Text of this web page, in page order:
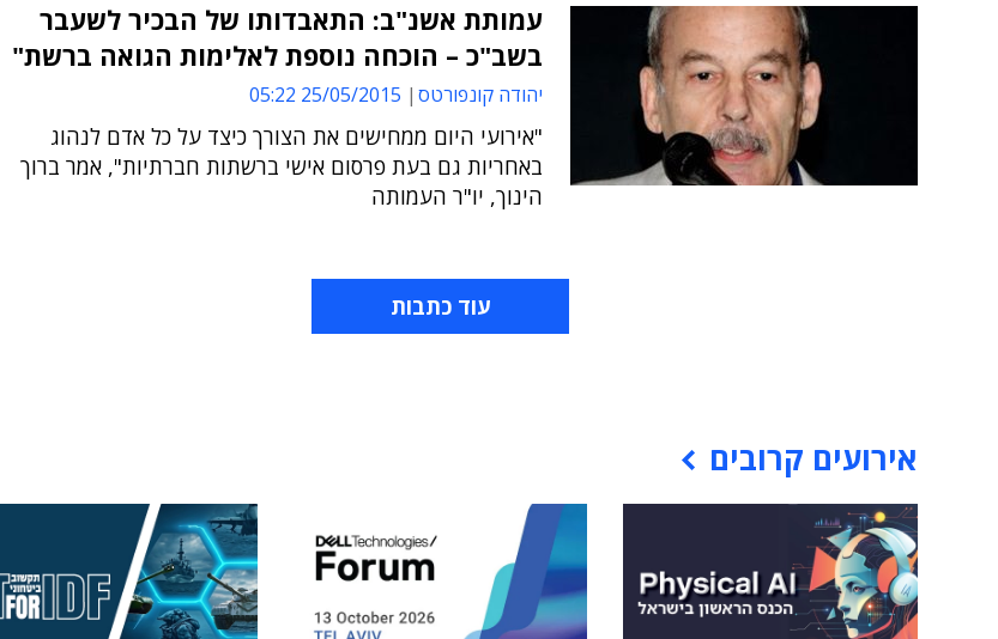
עמותת אשנ"ב: התאבדותו של הבכיר לשעבר
בשב"כ – הוכחה נוספת לאלימות הגואה ברשת"
יהודה קונפורטס 25/05/2015 05:22
"אירועי היום ממחישים את הצורך כיצד על כל אדם לנהוג
באחריות גם בעת פרסום אישי ברשתות חברתיות", אמר ברוך
הינוך, יו"ר העמותה
עוד כתבות
אירועים קרובים